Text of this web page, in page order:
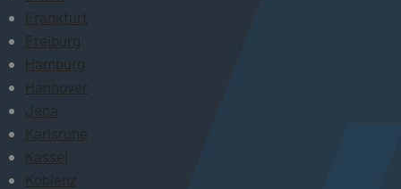
Frankfurt
Freiburg
Hamburg
Hannover
Jena
Karlsruhe
Kassel
Koblenz